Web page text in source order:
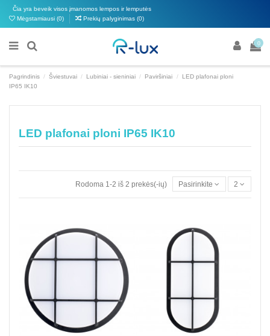
Čia yra beveik visos įmanomos lempos ir lemputės
Mėgstamiausi (0) Prekių palyginimas (0)
0
Pagrindinis Šviestuvai Lubiniai - sieniniai Paviršiniai
LED plafonai ploni
IP65 IK10
LED plafonai ploni IP65 IK10
Rodoma 1-2 iš 2 prekės(-ių) Pasirinkite 2